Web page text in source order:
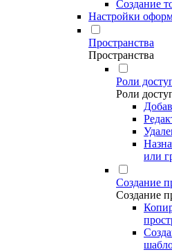
Создание
Настройки
Пространства
Пространства
Роли
Роли
или
Создание
Создание